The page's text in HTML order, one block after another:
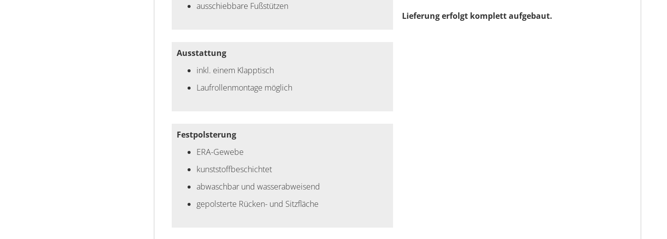
ausschiebbare Fußstützen
Ausstattung
inkl. einem Klapptisch
Laufrollenmontage möglich
Festpolsterung
ERA-Gewebe
kunststoffbeschichtet
abwaschbar und wasserabweisend
gepolsterte Rücken- und Sitzfläche
Lieferung erfolgt komplett aufgebaut.